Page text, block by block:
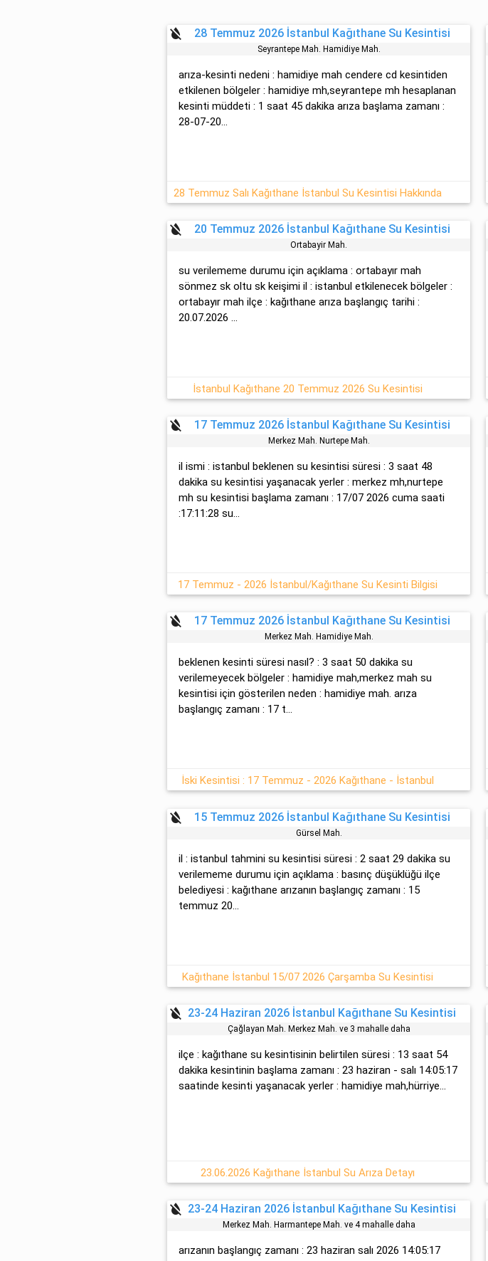
format_color_reset 28 Temmuz 2026 İstanbul Kağıthane Su Kesintisi
Seyrantepe Mah. Hami̇di̇ye Mah.
arıza-kesinti nedeni : hami̇di̇ye mah cendere cd kesintiden
etkilenen bölgeler : hami̇di̇ye mh,seyrantepe mh hesaplanan
kesinti müddeti : 1 saat 45 dakika arıza başlama zamanı :
28-07-20...
28 Temmuz Salı Kağıthane İstanbul Su Kesintisi Hakkında
format_color_reset 20 Temmuz 2026 İstanbul Kağıthane Su Kesintisi
Ortabayir Mah.
su verilememe durumu için açıklama : ortabayır mah
sönmez sk oltu sk kei̇şi̇mi̇ il : istanbul etkilenecek bölgeler :
ortabayır mah ilçe : kağıthane arıza başlangıç tarihi :
20.07.2026 ...
İstanbul Kağıthane 20 Temmuz 2026 Su Kesintisi
format_color_reset 17 Temmuz 2026 İstanbul Kağıthane Su Kesintisi
Merkez Mah. Nurtepe Mah.
il ismi : istanbul beklenen su kesintisi süresi : 3 saat 48
dakika su kesintisi yaşanacak yerler : merkez mh,nurtepe
mh su kesintisi başlama zamanı : 17/07 2026 cuma saati
:17:11:28 su...
17 Temmuz - 2026 İstanbul/Kağıthane Su Kesinti Bilgisi
format_color_reset 17 Temmuz 2026 İstanbul Kağıthane Su Kesintisi
Merkez Mah. Hami̇di̇ye Mah.
beklenen kesinti süresi nasıl? : 3 saat 50 dakika su
verilemeyecek bölgeler : hami̇di̇ye mah,merkez mah su
kesintisi için gösterilen neden : hami̇di̇ye mah. arıza
başlangıç zamanı : 17 t...
İski Kesintisi : 17 Temmuz - 2026 Kağıthane - İstanbul
format_color_reset 15 Temmuz 2026 İstanbul Kağıthane Su Kesintisi
Gürsel Mah.
il : istanbul tahmini su kesintisi süresi : 2 saat 29 dakika su
verilememe durumu için açıklama : basınç düşüklüğü ilçe
belediyesi : kağıthane arızanın başlangıç zamanı : 15
temmuz 20...
Kağıthane İstanbul 15/07 2026 Çarşamba Su Kesintisi
format_color_reset 23-24 Haziran 2026 İstanbul Kağıthane Su Kesintisi
Çağlayan Mah. Merkez Mah. ve 3 mahalle daha
ilçe : kağıthane su kesintisinin belirtilen süresi : 13 saat 54
dakika kesintinin başlama zamanı : 23 haziran - salı 14:05:17
saatinde kesinti yaşanacak yerler : hami̇di̇ye mah,hürri̇ye...
23.06.2026 Kağıthane İstanbul Su Arıza Detayı
format_color_reset 23-24 Haziran 2026 İstanbul Kağıthane Su Kesintisi
Merkez Mah. Harmantepe Mah. ve 4 mahalle daha
arızanın başlangıç zamanı : 23 haziran salı 2026 14:05:17